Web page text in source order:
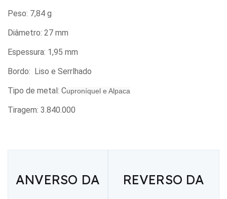
Peso: 7,84 g
Diâmetro: 27 mm
Espessura: 1,95 mm
Bordo: Liso e Serrlhado
Tipo de metal: Cuproníquel e Alpaca
Tiragem: 3.840.000
ANVERSO DA
REVERSO DA